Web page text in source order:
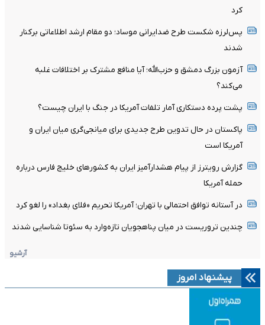
کرد
پس‌لرزه شکست طرح ضدایرانی موساد؛ دو مقام ارشد اطلاعاتی برکنار
شدند
آزمون بزرگ دمشق و حزب‌الله؛ آیا منافع مشترک بر اختلافات غلبه
می‌کند؟
پشت پرده دستکاری آمار تلفات آمریکا در جنگ با ایران چیست؟
پاکستان در حال تدوین طرح جدیدی برای میانجی‌گری میان ایران و
آمریکا است
گزارش رویترز از پیام هشدارآمیز ایران به کشورهای خلیج فارس درباره
حمله آمریکا
در آستانه توافق احتمالی با تهران؛ آمریکا تحریم «فلای بغداد» را لغو کرد
چندین تروریست در میان پناهجویان تازه‌وارد به سئوتا شناسایی شدند
آرشیو
پیشنهاد امروز